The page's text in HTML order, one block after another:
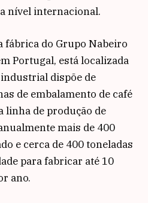
nível internacional.
fábrica do Grupo Nabeiro
Portugal, está localizada
dispõe de
de embalamento de café
linha de produção de
mais de 400
e cerca de 400 toneladas
para fabricar até 10
ano.